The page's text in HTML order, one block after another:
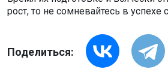
рост, то не сомневайтесь в успехе
Поделиться: